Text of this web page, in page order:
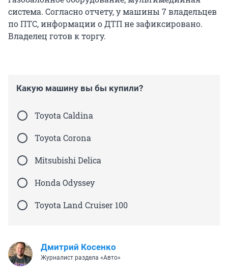
система. Согласно отчету, у машины 7 владельцев
по ПТС, информации о ДТП не зафиксировано.
Владелец готов к торгу.
Какую машину вы бы купили?
Toyota Caldina
Toyota Corona
Mitsubishi Delica
Honda Odyssey
Toyota Land Cruiser 100
Дмитрий Косенко
Журналист раздела «Авто»